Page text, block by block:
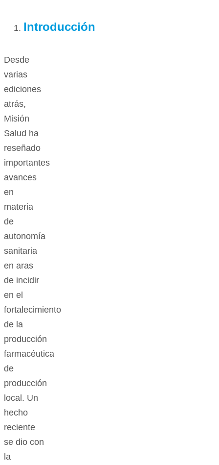
Introducción
Desde
varias
ediciones
atrás,
Misión
Salud ha
reseñado
importantes
avances
en
materia
de
autonomía
sanitaria
en aras
de incidir
en el
fortalecimiento
de la
producción
farmacéutica
de
producción
local. Un
hecho
reciente
se dio con
la